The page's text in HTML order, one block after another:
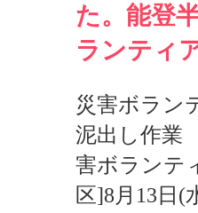
た。能登
ランティ
災害ボラ
泥出し作業
害ボランテ
区]8月13日(